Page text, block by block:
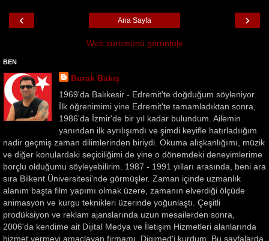
‹ ›
Ana Sayfa
Web sürümünü görüntüle
BEN
Burak Bakış
1969'da Balıkesir - Edremit'te doğduğum söyleniyor.
İlk öğrenimimi yine Edremit'te tamamladıktan sonra,
1986'da İzmir'de bir yıl kadar bulundum. Ailemin
yanından ilk ayrılışımdı ve şimdi keyifle hatırladıığım
nadir geçmiş zaman dilimlerinden biriydi. Okuma alışkanlığımı, müzik
ve diğer konulardaki seçiciliğimi de yine o dönemdeki deneyimlerime
borçlu olduğumu söyleyebilirim. 1987 - 1991 yılları arasında, beni ara
sıra Bilkent Üniversitesi'nde görmüşler. Zaman içinde uzmanlık
alanım başta film yapımı olmak üzere, zamanın elverdiği ölçüde
animasyon ve kurgu teknikleri üzerinde yoğunlaştı. Çeşitli
prodüksiyon ve reklam ajanslarında uzun mesailerden sonra,
2006'da kendime ait Dijital Medya ve İletişim Hizmetleri alanlarında
hizmet vermeyi amaçlayan firmamı, Digimed'i kurdum. Bu sayfalarda